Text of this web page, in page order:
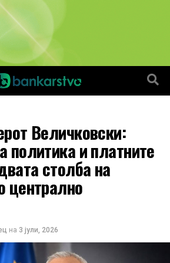
Величковски:
политика и платните
столба на
централно
на 3 јули, 2026